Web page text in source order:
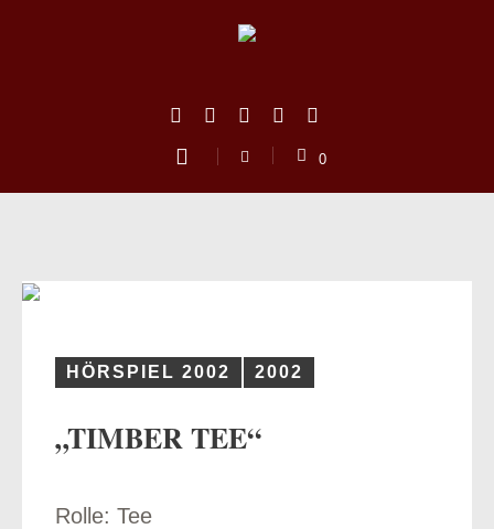
0
HÖRSPIEL 2002 2002
„TIMBER TEE“
Rolle: Tee